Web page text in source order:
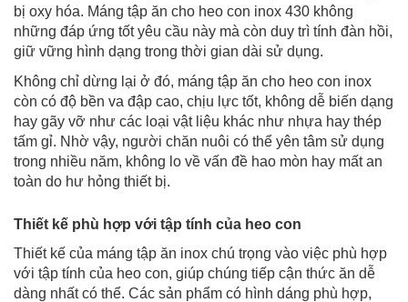
bị oxy hóa. Máng tập ăn cho heo con inox 430 không
những đáp ứng tốt yêu cầu này mà còn duy trì tính đàn hồi,
giữ vững hình dạng trong thời gian dài sử dụng.
Không chỉ dừng lại ở đó, máng tập ăn cho heo con inox
còn có độ bền va đập cao, chịu lực tốt, không dễ biến dạng
hay gãy vỡ như các loại vật liệu khác như nhựa hay thép
tấm gỉ. Nhờ vậy, người chăn nuôi có thể yên tâm sử dụng
trong nhiều năm, không lo về vấn đề hao mòn hay mất an
toàn do hư hỏng thiết bị.
Thiết kế phù hợp với tập tính của heo con
Thiết kế của máng tập ăn inox chú trọng vào việc phù hợp
với tập tính của heo con, giúp chúng tiếp cận thức ăn dễ
dàng nhất có thể. Các sản phẩm có hình dáng phù hợp,